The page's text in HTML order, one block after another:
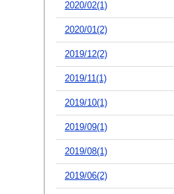
2020/02(1)
2020/01(2)
2019/12(2)
2019/11(1)
2019/10(1)
2019/09(1)
2019/08(1)
2019/06(2)